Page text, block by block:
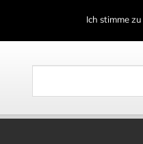
Ich stimme zu